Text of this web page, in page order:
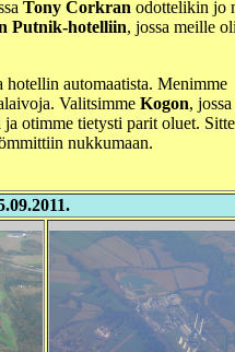
Tony Corkran odottelikin jo
Putnik-hotelliin, jossa meille
automaatista. Menimme
Valitsimme Kogon,
otimme tietysti parit oluet.
nukkumaan.